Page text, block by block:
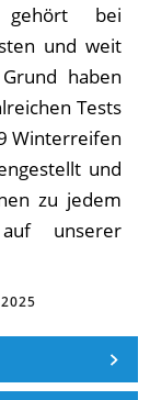
ge­hört bei
und weit
ha­ben
Tests
Winterreifen
und
zu je­dem
un­se­rer
2025